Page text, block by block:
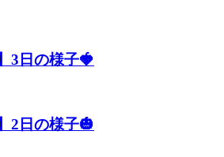
3日の様子🍓
2日の様子🎃